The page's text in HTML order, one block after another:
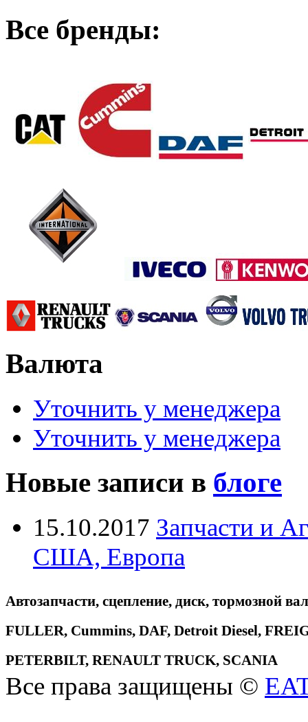
Все бренды:
Валюта
Уточнить у менеджера
Уточнить у менеджера
Новые записи в блоге
15.10.2017 Запчасти и
США, Европа
Автозапчасти, сцепление, диск, тормозной
FULLER, Cummins, DAF, Detroit Diesel,
PETERBILT, RENAULT TRUCK, SCANIA
Все права защищены ©